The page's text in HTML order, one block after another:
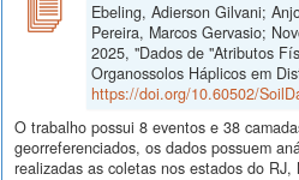
Ebeling, Adierson Gilvani;
Pereira, Marcos Gervasio;
2025, "Dados de "Atributos
Organossolos Háplicos em
https://doi.org/10.60502/
O trabalho possui 8 eventos e 38
georreferenciados, os dados possuem
realizadas as coletas nos estados do RJ,